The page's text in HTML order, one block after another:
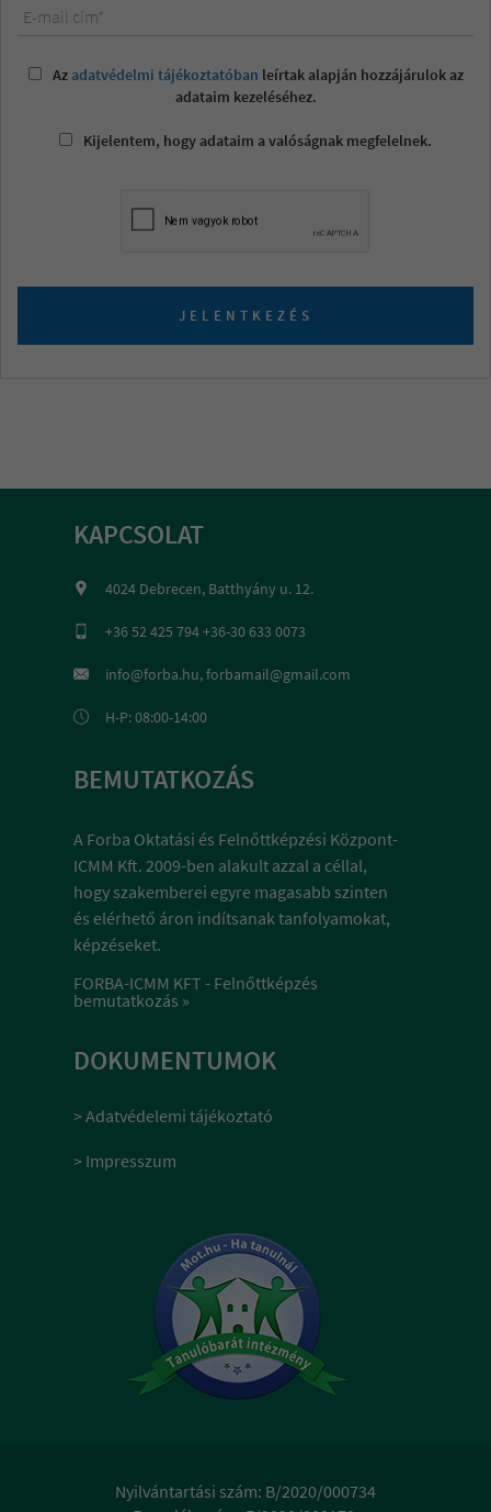
E-mail cím*
Az adatvédelmi tájékoztatóban leírtak alapján hozzájárulok az
adataim kezeléséhez.
Kijelentem, hogy adataim a valóságnak megfelelnek.
JELENTKEZÉS
KAPCSOLAT
4024 Debrecen, Batthyány u. 12.
+36 52 425 794 +36-30 633 0073
info@forba.hu, forbamail@gmail.com
H-P: 08:00-14:00
BEMUTATKOZÁS
A Forba Oktatási és Felnőttképzési Központ-
ICMM Kft. 2009-ben alakult azzal a céllal,
hogy szakemberei egyre magasabb szinten
és elérhető áron indítsanak tanfolyamokat,
képzéseket.
FORBA-ICMM KFT - Felnőttképzés
bemutatkozás »
DOKUMENTUMOK
> Adatvédelemi tájékoztató
> Impresszum
Nyilvántartási szám: B/2020/000734